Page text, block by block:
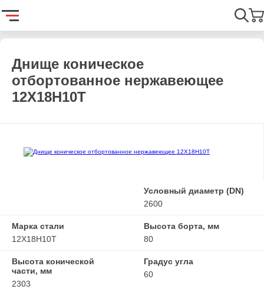
Найти
Главная
Днище коническое
отбортованное нержавеющее
12Х18Н10Т
Условный диаметр (DN)
2600
Марка стали
12Х18Н10Т
Высота борта, мм
80
Высота конической
части, мм
2303
Градус угла
60